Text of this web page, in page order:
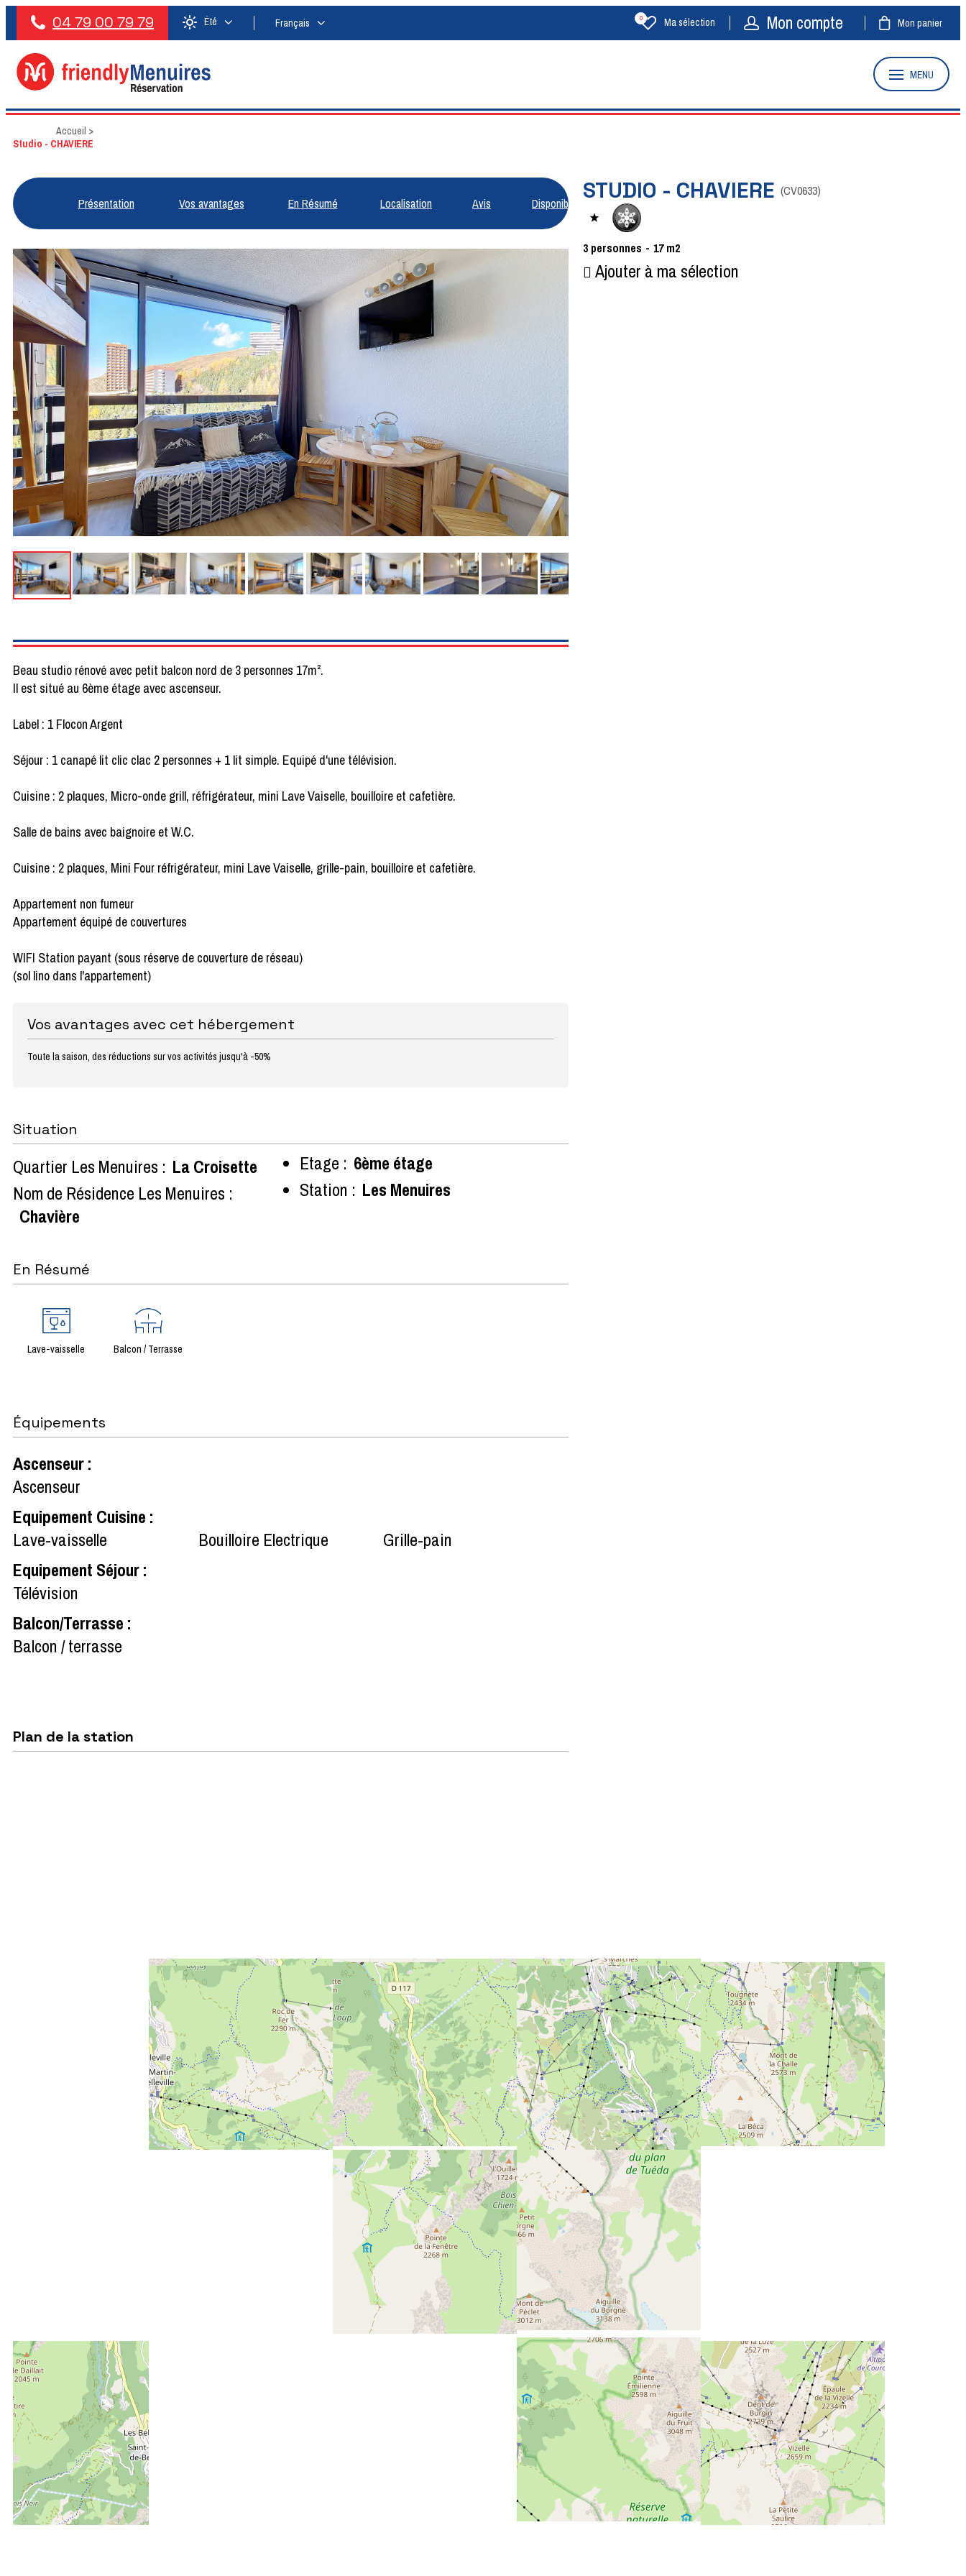
04 79 00 79 79 Été Français Ma sélection
0 Mon compte Mon panier
MENU
Accueil >
Studio - CHAVIERE
Présentation Vos avantages En Résumé Localisation Avis DisponibilitésSTUDIO - CHAVIERE (CV0633)
3 personnes 17 m2
Ajouter à ma sélection
Beau studio rénové avec petit balcon nord de 3 personnes 17m².
Il est situé au 6ème étage avec ascenseur.
Label : 1 Flocon Argent
Séjour : 1 canapé lit clic clac 2 personnes + 1 lit simple. Equipé d'une télévision.
Cuisine : 2 plaques, Micro-onde grill, réfrigérateur, mini Lave Vaiselle, bouilloire et cafetière.
Salle de bains avec baignoire et W.C.
Cuisine : 2 plaques, Mini Four réfrigérateur, mini Lave Vaiselle, grille-pain, bouilloire et cafetière.
Appartement non fumeur
Appartement équipé de couvertures
WIFI Station payant (sous réserve de couverture de réseau)
(sol lino dans l'appartement)
Vos avantages avec cet hébergement
Toute la saison, des réductions sur vos activités jusqu'à -50%
Situation
Quartier Les Menuires : La Croisette
Nom de Résidence Les Menuires :
Chavière
Etage : 6ème étage
Station : Les Menuires
En Résumé
Lave-vaisselle Balcon / Terrasse
Équipements
Ascenseur:
Ascenseur
Equipement Cuisine :
Lave-vaisselle
Bouilloire Electrique
Grille-pain
Equipement Séjour:
Télévision
Balcon/Terrasse :
Balcon / terrasse
Plan de la station